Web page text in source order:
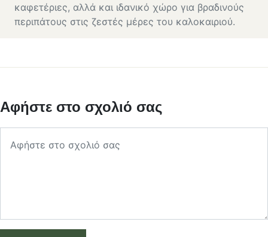
καφετέριες, αλλά και ιδανικό χώρο για βραδινούς
περιπάτους στις ζεστές μέρες του καλοκαιριού.
Αφήστε στο σχολιό σας